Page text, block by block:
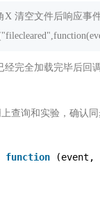
X 清空文件后响应事
经完全加载完毕后回
查询和实验，确认
function (event,